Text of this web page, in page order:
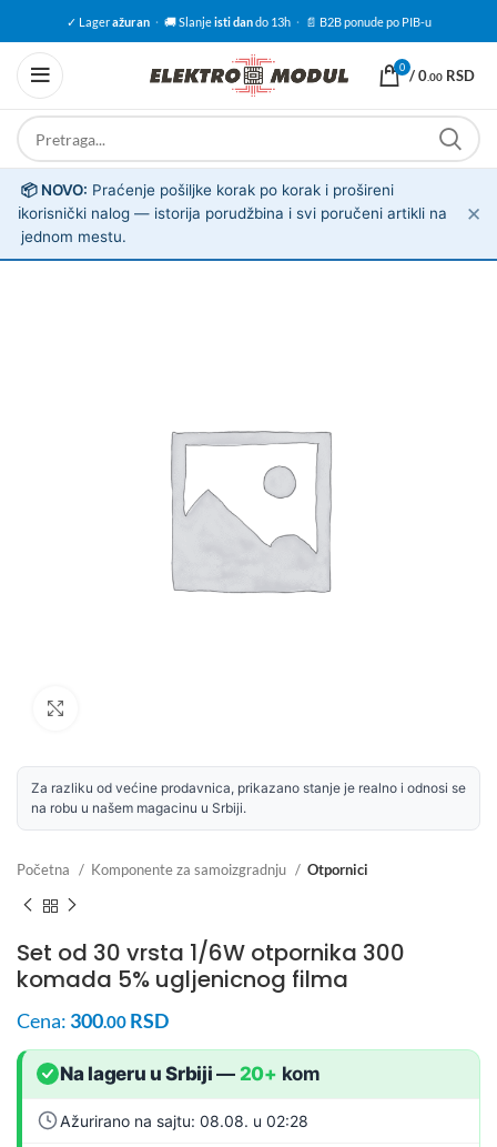
✓ Lageražuran · 🚚 Slanjeisti dando 13h · 📄 B2B ponude po PIB-u
0 /0.00 RSD
ℹ️
📦 NOVO: Praćenje pošiljke korak po korak i prošireni
korisnički nalog — istorija porudžbina i svi poručeni artikli na
jednom mestu.
✕
Za razliku od većine prodavnica, prikazano stanje je realno i odnosi se
na robu u našem magacinu u Srbiji.
Početna Komponente za samoizgradnju Otpornici
Set od 30 vrsta 1/6W otpornika 300
komada 5% ugljenicnog filma
Cena: 300.00 RSD
Na lageru u Srbiji — 20+ kom
Ažurirano na sajtu: 08.08. u 02:28